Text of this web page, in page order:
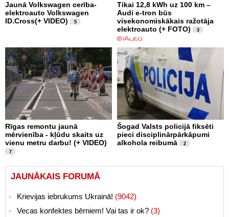
Jaunā Volkswagen cerība-
elektroauto Volkswagen
ID.Cross(+ VIDEO)
5
Tikai 12,8 kWh uz 100 km –
Audi e-tron būs
visekonomiskākais ražotāja
elektroauto (+ FOTO)
3
Rīgas remontu jaunā
mērvienība - kļūdu skaits uz
vienu metru darbu! (+ VIDEO)
7
Šogad Valsts policijā fiksēti
pieci disciplinārpārkāpumi
alkohola reibumā
2
JAUNĀKAIS FORUMĀ
Krievijas iebrukums Ukrainā! (9042)
Vecas konfektes bērniem! Vai tas ir ok? (3)